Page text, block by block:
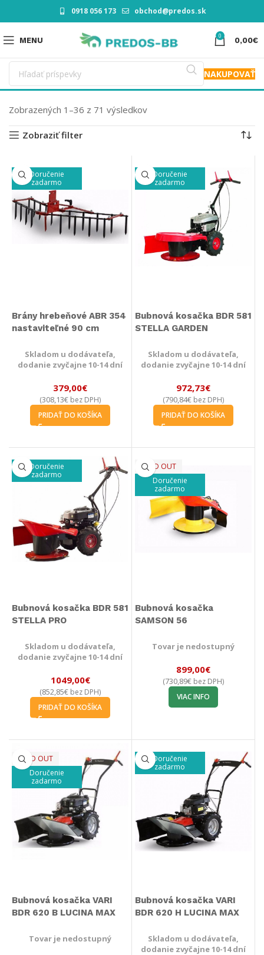
0918 056 173 obchod@predos.sk
MENU 0 0,00€
NAKUPOVAŤ
Zobrazených 1–36 z 71 výsledkov
Zobraziť filter
Doručenie
zadarmo
Brány hrebeňové ABR 354
nastaviteľné 90 cm
Skladom u dodávateľa,
dodanie zvyčajne 10-14 dní
379,00€
(308,13€ bez DPH)
PRIDAŤ DO KOŠÍKA
Doručenie
zadarmo
Bubnová kosačka BDR 581
STELLA GARDEN
Skladom u dodávateľa,
dodanie zvyčajne 10-14 dní
972,73€
(790,84€ bez DPH)
PRIDAŤ DO KOŠÍKA
Doručenie
zadarmo
Bubnová kosačka BDR 581
STELLA PRO
Skladom u dodávateľa,
dodanie zvyčajne 10-14 dní
1049,00€
(852,85€ bez DPH)
PRIDAŤ DO KOŠÍKA
SOLD OUT
Doručenie
zadarmo
Bubnová kosačka
SAMSON 56
Tovar je nedostupný
899,00€
(730,89€ bez DPH)
VIAC INFO
SOLD OUT
Doručenie
zadarmo
Bubnová kosačka VARI
BDR 620 B LUCINA MAX
Tovar je nedostupný
Doručenie
zadarmo
Bubnová kosačka VARI
BDR 620 H LUCINA MAX
Skladom u dodávateľa,
dodanie zvyčajne 10-14 dní